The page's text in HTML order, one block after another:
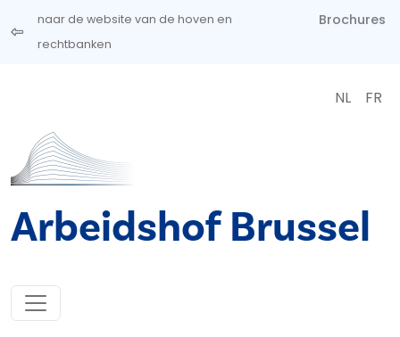
Overslaan en naar de inhoud gaan
naar de website van de hoven en
rechtbanken
Brochures
NL FR
Arbeidshof Brussel